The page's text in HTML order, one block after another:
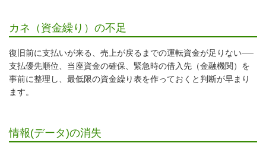
カネ（資金繰り）の不足
復旧前に支払いが来る、売上が戻るまでの運転資金が足りない──
支払優先順位、当座資金の確保、緊急時の借入先（金融機関）を
事前に整理し、最低限の資金繰り表を作っておくと判断が早まり
ます。
情報(データ)の消失